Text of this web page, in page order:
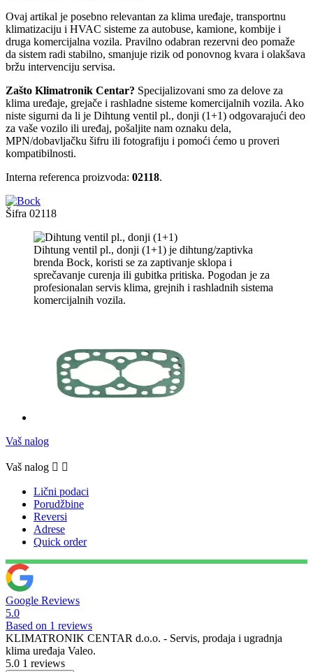
Ovaj artikal je posebno relevantan za klima uređaje, transportnu
klimatizaciju i HVAC sisteme za autobuse, kamione, kombije i
druga komercijalna vozila. Pravilno odabran rezervni deo pomaže
da sistem radi stabilno, smanjuje rizik od ponovnog kvara i olakšava
bržu intervenciju servisa.
Zašto Klimatronik Centar? Specijalizovani smo za delove za
klima uređaje, grejače i rashladne sisteme komercijalnih vozila. Ako
niste sigurni da li je Dihtung ventil pl., donji (1+1) odgovarajući deo
za vaše vozilo ili uređaj, pošaljite nam oznaku dela,
MPN/dobavljačku šifru ili fotografiju i pomoći ćemo u proveri
kompatibilnosti.
Interna referenca proizvoda: 02118.
Šifra 02118
Dihtung ventil pl., donji (1+1) je dihtung/zaptivka
brenda Bock, koristi se za zaptivanje sklopa i
sprečavanje curenja ili gubitka pritiska. Pogodan je za
profesionalan servis klima, grejnih i rashladnih sistema
komercijalnih vozila.
Vaš nalog
Vaš nalog  
Lični podaci
Porudžbine
Reversi
Adrese
Quick order
Google Reviews
5.0
Based on 1 reviews
KLIMATRONIK CENTAR d.o.o. - Servis, prodaja i ugradnja
klima uređaja Valeo.
5.0 1 reviews